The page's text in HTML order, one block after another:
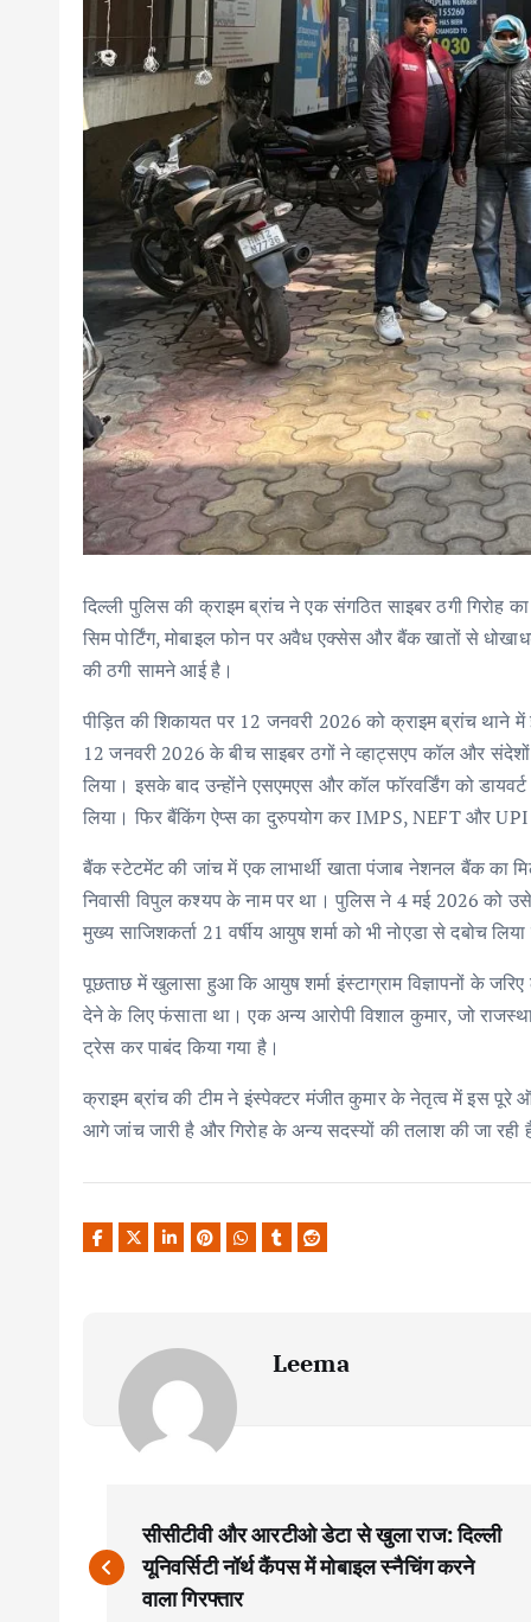
दिल्ली पुलिस की क्राइम ब्रांच ने एक संगठित साइबर ठगी गिरोह
सिम पोर्टिंग, मोबाइल फोन पर अवैध एक्सेस और बैंक खातों से
की ठगी सामने आई है।
पीड़ित की शिकायत पर 12 जनवरी 2026 को क्राइम ब्रांच
12 जनवरी 2026 के बीच साइबर ठगों ने व्हाट्सएप कॉल और
लिया। इसके बाद उन्होंने एसएमएस और कॉल फॉरवर्डिंग को
लिया। फिर बैंकिंग ऐप्स का दुरुपयोग कर IMPS, NEFT और
बैंक स्टेटमेंट की जांच में एक लाभार्थी खाता पंजाब नेशनल बैंक का
निवासी विपुल कश्यप के नाम पर था। पुलिस ने 4 मई 2026 को
मुख्य साजिशकर्ता 21 वर्षीय आयुष शर्मा को भी नोएडा से दबोच लिया
पूछताछ में खुलासा हुआ कि आयुष शर्मा इंस्टाग्राम विज्ञापनों के
देने के लिए फंसाता था। एक अन्य आरोपी विशाल कुमार, जो
ट्रेस कर पाबंद किया गया है।
क्राइम ब्रांच की टीम ने इंस्पेक्टर मंजीत कुमार के नेतृत्व में इस पूरे
आगे जांच जारी है और गिरोह के अन्य सदस्यों की तलाश की जा रही
Leema
o
सीसीटीवी और आरटीओ डेटा से खुला राज: दिल्ली
यूनिवर्सिटी नॉर्थ कैंपस में मोबाइल स्नैचिंग करने
वाला गिरफ्तार